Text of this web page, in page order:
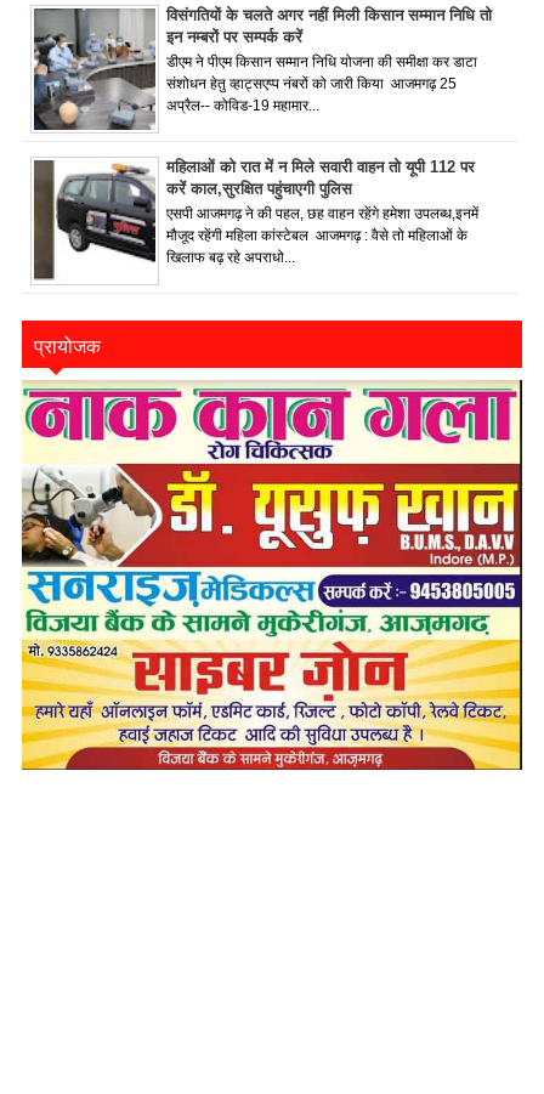
विसंगतियों के चलते अगर नहीं मिली किसान सम्मान निधि तो
इन नम्बरों पर सम्पर्क करें
डीएम ने पीएम किसान सम्मान निधि योजना की समीक्षा कर डाटा
संशोधन हेतु व्हाट्सएप्प नंबरों को जारी किया आजमगढ़ 25
अप्रैल-- कोविड-19 महामार...
महिलाओं को रात में न मिले सवारी वाहन तो यूपी 112 पर
करें काल,सुरक्षित पहुंचाएगी पुलिस
एसपी आजमगढ़ ने की पहल, छह वाहन रहेंगे हमेशा उपलब्ध,इनमें
मौजूद रहेंगी महिला कांस्टेबल आजमगढ़ : वैसे तो महिलाओं के
खिलाफ बढ़ रहे अपराधो...
प्रायोजक